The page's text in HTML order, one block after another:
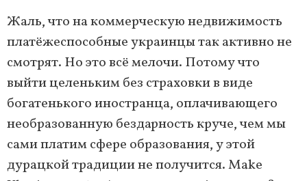
Жаль, что на коммерческую недвижимость
платёжеспособные украинцы так активно не
смотрят. Но это всё мелочи. Потому что
выйти целеньким без страховки в виде
богатенького иностранца, оплачивающего
необразованную бездарность круче, чем мы
сами платим сфере образования, у этой
дурацкой традиции не получится. Make